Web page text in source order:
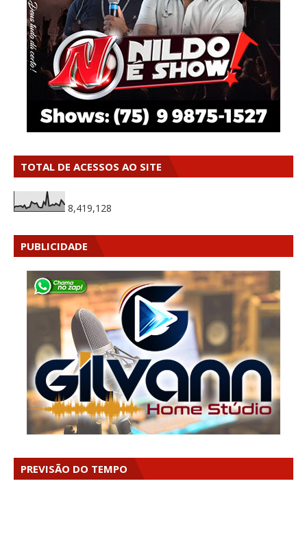
TOTAL DE ACESSOS AO SITE
8,419,128
PUBLICIDADE
PREVISÃO DO TEMPO